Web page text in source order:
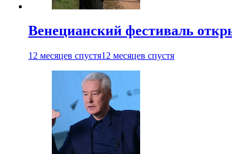
Венецианский фестиваль
12 месяцев спустя12 месяцев спустя